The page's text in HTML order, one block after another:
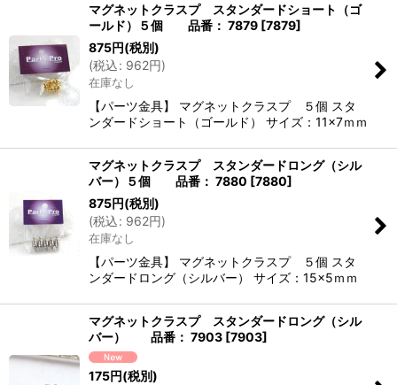
マグネットクラスプ スタンダードショート（ゴ
ールド）５個 品番： 7879 [7879]
875円(税別)
(税込: 962円)
在庫なし
【パーツ金具】 マグネットクラスプ ５個 スタ
ンダードショート（ゴールド） サイズ：11×7ｍｍ
マグネットクラスプ スタンダードロング（シル
バー）５個 品番： 7880 [7880]
875円(税別)
(税込: 962円)
在庫なし
【パーツ金具】 マグネットクラスプ ５個 スタ
ンダードロング（シルバー） サイズ：15×5ｍｍ
マグネットクラスプ スタンダードロング（シル
バー） 品番： 7903 [7903]
175円(税別)